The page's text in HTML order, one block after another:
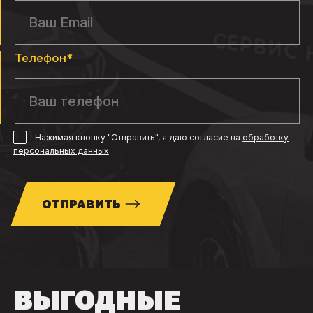
Телефон*
Нажимая кнопку "Отправить", я даю согласиена обработку
персональных данных
ОТПРАВИТЬ
ВЫГОДНЫЕ